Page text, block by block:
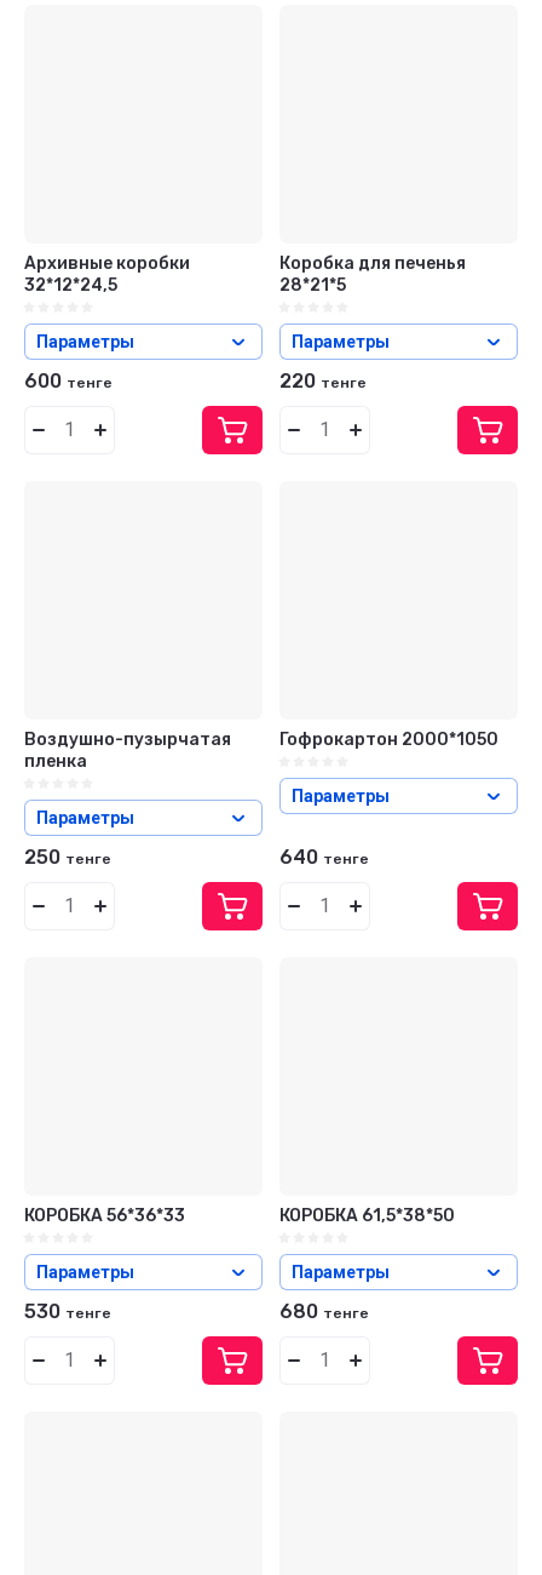
Архивные коробки
32*12*24,5
Параметры
600 тенге
Коробка для печенья
28*21*5
Параметры
220 тенге
Воздушно-пузырчатая
пленка
Параметры
250 тенге
Гофрокартон 2000*1050
Параметры
640 тенге
КОРОБКА 56*36*33
Параметры
530 тенге
КОРОБКА 61,5*38*50
Параметры
680 тенге